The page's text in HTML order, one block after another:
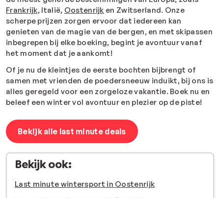
Frankrijk, Italië, Oostenrijk en Zwitserland. Onze
scherpe prijzen zorgen ervoor dat iedereen kan
genieten van de magie van de bergen, en met skipassen
inbegrepen bij elke boeking, begint je avontuur vanaf
het moment dat je aankomt!
Of je nu de kleintjes de eerste bochten bijbrengt of
samen met vrienden de poedersneeuw induikt, bij ons is
alles geregeld voor een zorgeloze vakantie. Boek nu en
beleef een winter vol avontuur en plezier op de piste!
Bekijk alle last minute deals
Bekijk ook:
Last minute wintersport in Oostenrijk